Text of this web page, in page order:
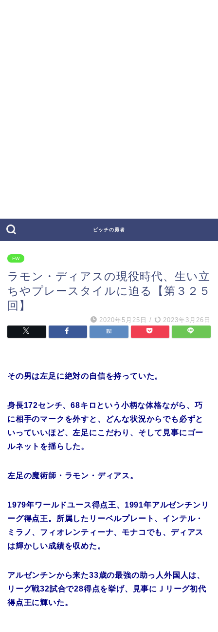
ピッチの勇者
FW
ラモン・ディアスの現役時代、生い立
ちやプレースタイルに迫る【第３２５
回】
2020年5月25日 / 2023年3月26日
その男は左足に絶対の自信を持っていた。
身長172センチ、68キロという小柄な体格ながら、巧
に相手のマークを外すと、どんな状況からでも必ずと
いっていいほど、左足にこだわり、そして見事にゴー
ルネットを揺らした。
左足の魔術師・ラモン・ディアス。
1979年ワールドユース得点王、1991年アルゼンチンリ
ーグ得点王。所属したリーベルプレート、インテル・
ミラノ、フィオレンティーナ、モナコでも、ディアス
は輝かしい成績を収めた。
アルゼンチンから来た33歳の最強の助っ人外国人は、
リーグ戦32試合で28得点を挙げ、見事にＪリーグ初代
得点王に輝いた。